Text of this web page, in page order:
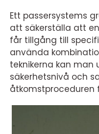
Ett passersystems
att säkerställa att
får tillgång till
använda
teknikerna kan man
säkerhetsnivå och
åtkomstproceduren